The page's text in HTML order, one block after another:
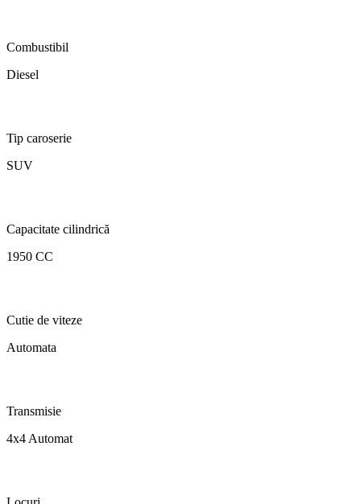
Combustibil
Diesel
Tip caroserie
SUV
Capacitate cilindrică
1950 CC
Cutie de viteze
Automata
Transmisie
4x4 Automat